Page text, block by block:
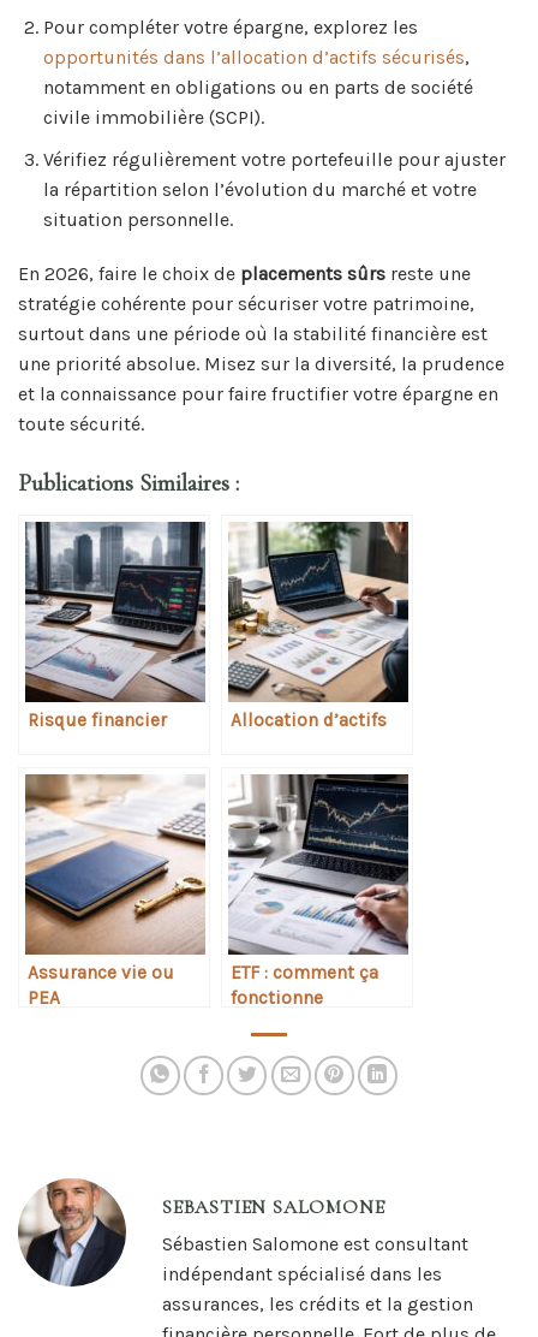
Pour compléter votre épargne, explorez les
opportunités dans l’allocation d’actifs sécurisés,
notamment en obligations ou en parts de société
civile immobilière (SCPI).
Vérifiez régulièrement votre portefeuille pour ajuster
la répartition selon l’évolution du marché et votre
situation personnelle.
En 2026, faire le choix de placements sûrs reste une
stratégie cohérente pour sécuriser votre patrimoine,
surtout dans une période où la stabilité financière est
une priorité absolue. Misez sur la diversité, la prudence
et la connaissance pour faire fructifier votre épargne en
toute sécurité.
Publications Similaires :
Risque financier Allocation d’actifs
Assurance vie ou
PEA
ETF : comment ça
fonctionne
SEBASTIEN SALOMONE
Sébastien Salomone est consultant
indépendant spécialisé dans les
assurances, les crédits et la gestion